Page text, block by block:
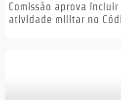
Comissão aprova
atividade militar no